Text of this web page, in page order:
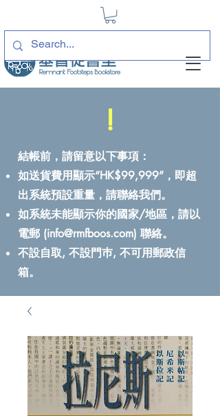
!
結帳前，請留意以下事項：
如送貨費用顯示“HK$99,999”，即超
出系統預設重量，請聯絡我們。
如系統未能顯示你的國家/地區，請以
電郵 (info@rmfboos.com) 聯絡。
不設自取, 不設門巿, 不可用郵政信
箱。